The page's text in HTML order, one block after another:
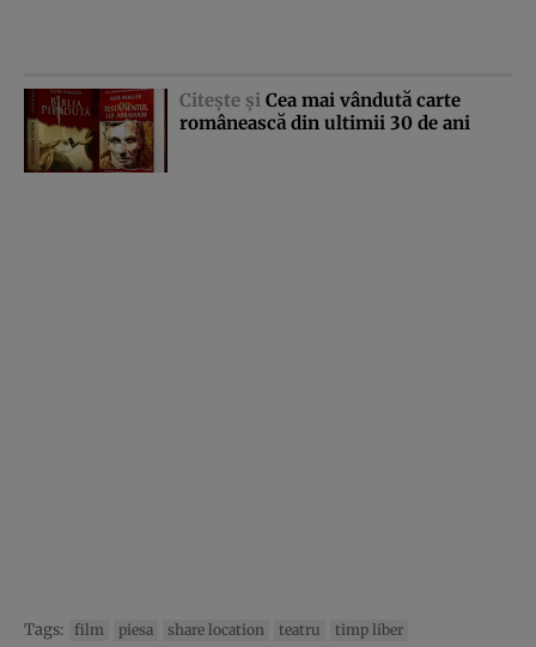
Citeşte şi Cea mai vândută carte
românească din ultimii 30 de ani
Tags: film piesa share location teatru timp liber